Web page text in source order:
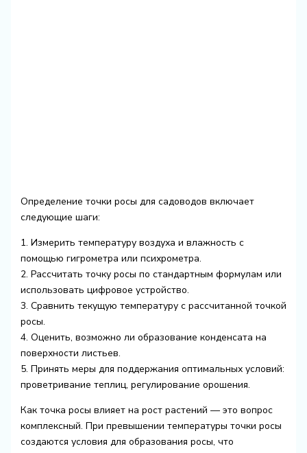
Определение точки росы для садоводов включает
следующие шаги:
1. Измерить температуру воздуха и влажность с
помощью гигрометра или психрометра.
2. Рассчитать точку росы по стандартным формулам или
использовать цифровое устройство.
3. Сравнить текущую температуру с рассчитанной точкой
росы.
4. Оценить, возможно ли образование конденсата на
поверхности листьев.
5. Принять меры для поддержания оптимальных условий:
проветривание теплиц, регулирование орошения.
Как точка росы влияет на рост растений — это вопрос
комплексный. При превышении температуры точки росы
создаются условия для образования росы, что